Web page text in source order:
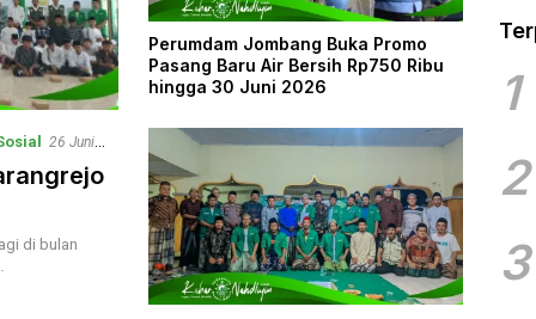
26 Juni
di bulan
Perumdam Jombang Buka Promo
Pasang Baru Air Bersih Rp750 Ribu
hingga 30 Juni 2026
1
2
3